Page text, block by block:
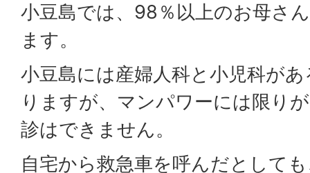
小豆島では、98％以上のお母さ
ます。
小豆島には産婦人科と小児科が
りますが、マンパワーには限り
診はできません。
自宅から救急車を呼んだとして